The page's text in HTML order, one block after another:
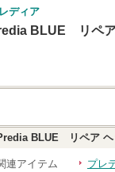
ディア
BLUE リペア
BLUE リペア ヘ
連アイテム プレ